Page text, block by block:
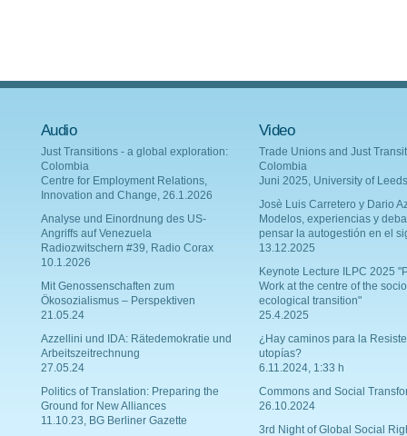
Audio
Just Transitions - a global exploration:
Colombia
Centre for Employment Relations,
Innovation and Change, 26.1.2026
Analyse und Einordnung des US-
Angriffs auf Venezuela
Radiozwitschern #39, Radio Corax
10.1.2026
Mit Genossenschaften zum
Ökosozialismus – Perspektiven
21.05.24
Azzellini und IDA: Rätedemokratie und
Arbeitszeitrechnung
27.05.24
Politics of Translation: Preparing the
Ground for New Alliances
11.10.23, BG Berliner Gazette
Video
Trade Unions and Just
Colombia
Juni 2025, University of Leeds
Josè Luis Carretero y Dario
Modelos, experiencias y
pensar la autogestión en el
13.12.2025
Keynote Lecture ILPC 2025
Work at the centre of the
ecological transition"
25.4.2025
¿Hay caminos para la
utopías?
6.11.2024, 1:33 h
Commons and Social
26.10.2024
3rd Night of Global Social